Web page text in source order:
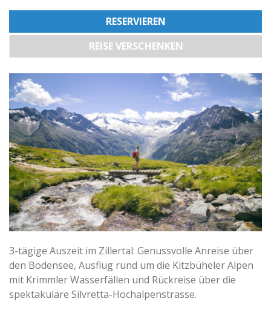
RESERVIEREN
REISE VERSCHENKEN
3-tägige Auszeit im Zillertal: Genussvolle Anreise über
den Bodensee, Ausflug rund um die Kitzbüheler Alpen
mit Krimmler Wasserfällen und Rückreise über die
spektakuläre Silvretta-Hochalpenstrasse.